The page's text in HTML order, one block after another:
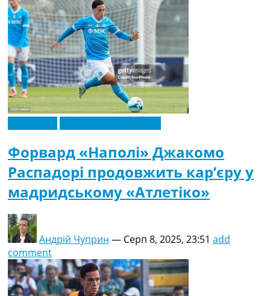
Форвард «Наполі» Джакомо
Распадорі продовжить кар’єру у
мадридському «Атлетіко»
Андрій Чуприн — Серп 8, 2025, 23:51 add
comment